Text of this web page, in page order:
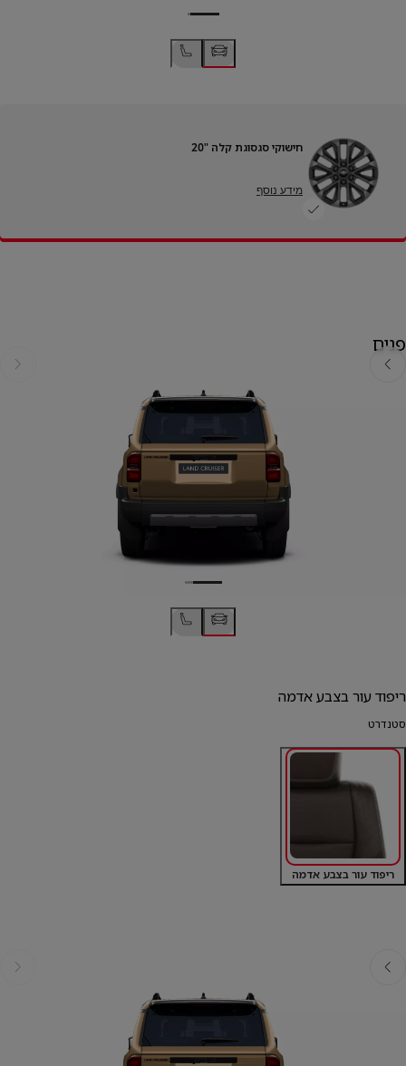
חישוקי סגסוגת קלה "20
מידע נוסף
פנים
אחורה
ריפוד עור בצבע אדמה
סטנדרט
ריפוד עור בצבע אדמה
אחורה